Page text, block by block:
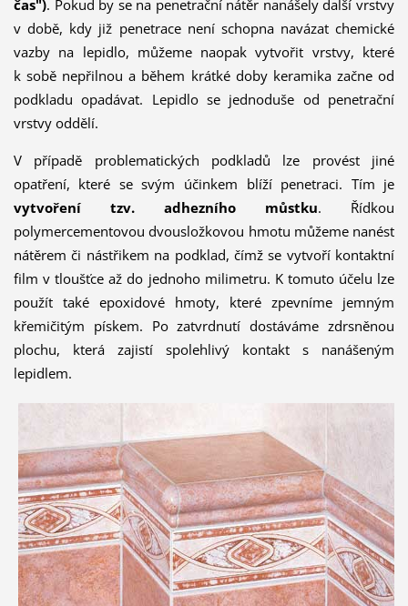
čas"). Pokud by se na penetrační nátěr nanášely další vrstvy
v době, kdy již penetrace není schopna navázat chemické
vazby na lepidlo, můžeme naopak vytvořit vrstvy, které
k sobě nepřilnou a během krátké doby keramika začne od
podkladu opadávat. Lepidlo se jednoduše od penetrační
vrstvy oddělí.
V případě problematických podkladů lze provést jiné
opatření, které se svým účinkem blíží penetraci. Tím je
vytvoření tzv. adhezního můstku. Řídkou
polymercementovou dvousložkovou hmotu můžeme nanést
nátěrem či nástřikem na podklad, čímž se vytvoří kontaktní
film v tloušťce až do jednoho milimetru. K tomuto účelu lze
použít také epoxidové hmoty, které zpevníme jemným
křemičitým pískem. Po zatvrdnutí dostáváme zdrsněnou
plochu, která zajistí spolehlivý kontakt s nanášeným
lepidlem.